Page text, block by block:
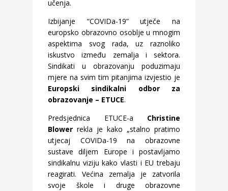
učenja.
Izbijanje “COVIDa-19” utječe na
europsko obrazovno osoblje u mnogim
aspektima svog rada, uz raznoliko
iskustvo između zemalja i sektora.
Sindikati u obrazovanju poduzimaju
mjere na svim tim pitanjima izvjestio je
Europski sindikalni odbor za
obrazovanje – ETUCE.
Predsjednica ETUCE-a Christine
Blower rekla je kako „stalno pratimo
utjecaj COVIDa-19 na obrazovne
sustave diljem Europe i postavljamo
sindikalnu viziju kako vlasti i EU trebaju
reagirati. Većina zemalja je zatvorila
svoje škole i druge obrazovne